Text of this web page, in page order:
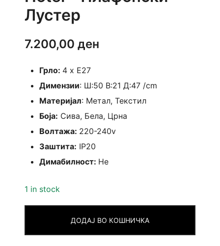
Лустер
7.200,00 ден
Грло: 4 x E27
Димензии: Ш:50 В:21 Д:47 /cm
Материјал: Метал, Текстил
Боја: Сива, Бела, Црна
Волтажа: 220-240v
Заштита: IP20
Димабилност: Не
1 in stock
ДОДАЈ ВО КОШНИЧКА